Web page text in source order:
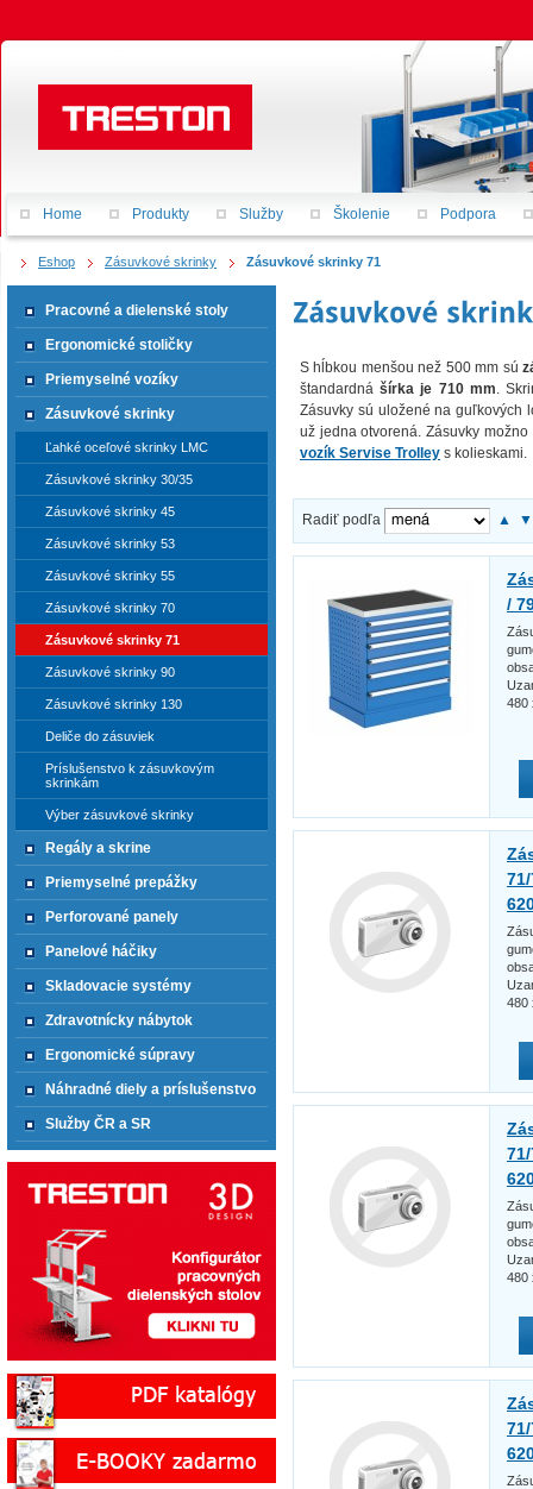
Eshop Zásuvkové skrinky Zásuvkové skrinky 71
S hĺbkou menšou než 500 mm sú
štandardnášírka je 710 mm .
Zásuvky sú uložené na guľkových
už jedna otvorená. Zásuvky
vozík Servise Trolley s kolieskami.
Radiť podľa ▲ ▼
/
480
480
480
Pracovné a dielenské stoly
Ergonomické stoličky
Priemyselné vozíky
Zásuvkové skrinky
Ľahké oceľové skrinky LMC
Zásuvkové skrinky 30/35
Zásuvkové skrinky 45
Zásuvkové skrinky 53
Zásuvkové skrinky 55
Zásuvkové skrinky 70
Zásuvkové skrinky 71
Zásuvkové skrinky 90
Zásuvkové skrinky 130
Deliče do zásuviek
Príslušenstvo k zásuvkovým
skrinkám
Výber zásuvkové skrinky
Regály a skrine
Priemyselné prepážky
Perforované panely
Panelové háčiky
Skladovacie systémy
Zdravotnícky nábytok
Ergonomické súpravy
Náhradné diely a príslušenstvo
Služby ČR a SR
Home Produkty Služby Školenie Podpora